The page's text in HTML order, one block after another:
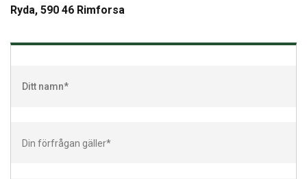
Ryda, 590 46 Rimforsa